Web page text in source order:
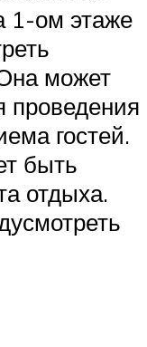
1-ом этаже
может
проведения
гостей.
быть
отдыха.